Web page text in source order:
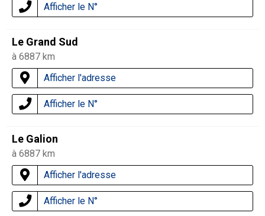
Afficher le N°
Le Grand Sud
à 6887 km
Afficher l'adresse
Afficher le N°
Le Galion
à 6887 km
Afficher l'adresse
Afficher le N°